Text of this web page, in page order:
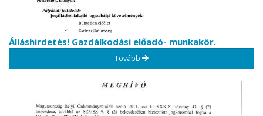
Álláshirdetés! Gazdálkodási előadó- munkakör.
Tovább